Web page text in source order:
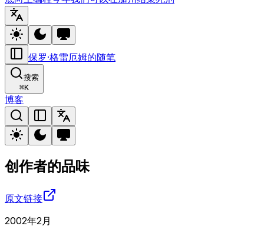
保罗·格雷厄姆的随笔
搜索
⌘K
博客
创作者的品味
原文链接
2002年2月